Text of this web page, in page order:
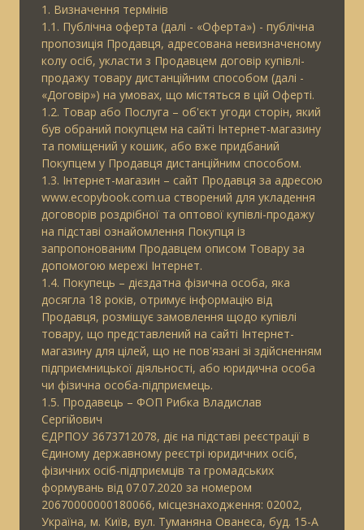
1. Визначення термінів
1.1. Публічна оферта (далі - «Оферта») - публічна
пропозиція Продавця, адресована невизначеному
колу осіб, укласти з Продавцем договір купівлі-
продажу товару дистанційним способом (далі -
«Договір») на умовах, що містяться в цій Оферті.
1.2. Товар або Послуга – об'єкт угоди сторін, який
був обраний покупцем на сайті Інтернет-магазину
та поміщений у кошик, або вже придбаний
Покупцем у Продавця дистанційним способом.
1.3. Інтернет-магазин – сайт Продавця за адресою
www.ecopybook.com.ua створений для укладення
договорів роздрібної та оптової купівлі-продажу
на підставі ознайомлення Покупця із
запропонованим Продавцем описом Товару за
допомогою мережі Інтернет.
1.4. Покупець – дієздатна фізична особа, яка
досягла 18 років, отримує інформацію від
Продавця, розміщує замовлення щодо купівлі
товару, що представлений на сайті Інтернет-
магазину для цілей, що не пов'язані зі здійсненням
підприємницької діяльності, або юридична особа
чи фізична особа-підприємець.
1.5. Продавець – ФОП Рибка Владислав
Сергійович
ЄДРПОУ 3673712078, діє на підставі реєстрації в
Єдиному державному реєстрі юридичних осіб,
фізичних осіб-підприємців та громадських
формувань від 07.07.2020 за номером
20670000000180066, місцезнаходження: 02002,
Україна, м. Київ, вул. Туманяна Ованеса, буд. 15-А